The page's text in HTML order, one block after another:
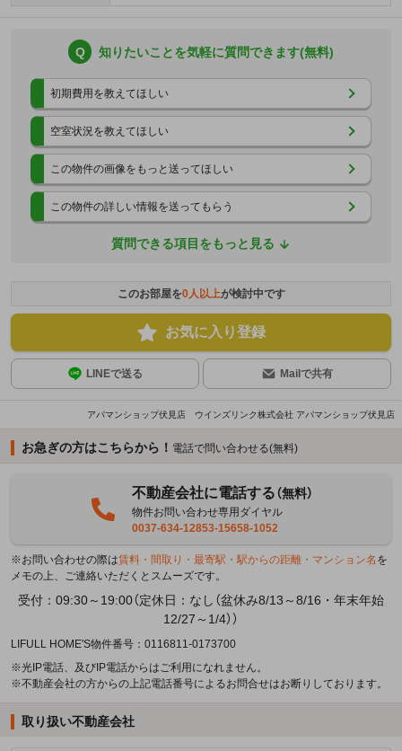
Q 知りたいことを気軽に質問できます(無料)
初期費用を教えてほしい
空室状況を教えてほしい
この物件の画像をもっと送ってほしい
この物件の詳しい情報を送ってもらう
質問できる項目をもっと見る
このお部屋を0人以上が検討中です
お気に入り登録
LINEで送る Mailで共有
アパマンショップ伏見店 ウインズリンク株式会社 アパマンショップ伏見店
お急ぎの方はこちらから！ 電話で問い合わせる(無料)
不動産会社に電話する（無料）
物件お問い合わせ専用ダイヤル
0037-634-12853-15658-1052
※お問い合わせの際は賃料・間取り・最寄駅・駅からの距離・マンション名 を
メモの上、ご連絡いただくとスムーズです。
受付：09:30～19:00（定休日：なし（盆休み8/13～8/16・年末年始
12/27～1/4））
LIFULL HOME'S物件番号：0116811-0173700
※光IP電話、及びIP電話からはご利用になれません。
※不動産会社の方からの上記電話番号によるお問合せはお断りしております。
取り扱い不動産会社